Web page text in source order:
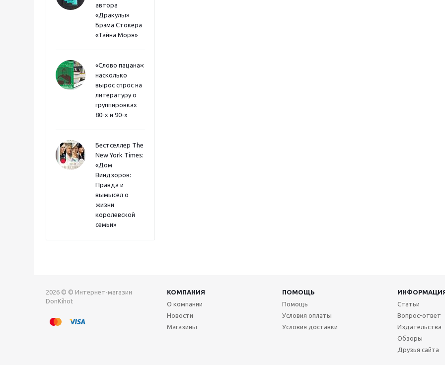
автора
«Дракулы»
Брэма Стокера
«Тайна Моря»
«Слово пацана»:
насколько
вырос спрос на
литературу о
группировках
80-х и 90-х
Бестселлер The
New York Times:
«Дом
Виндзоров:
Правда и
вымысел о
жизни
королевской
семьи»
2026 © © Интернет-магазин
DonKihot
КОМПАНИЯ ПОМОЩЬ
О компании
Новости
Магазины
Помощь
Условия оплаты
Условия доставки
Статьи
Вопрос-ответ
Издательства
Обзоры
Друзья сайта